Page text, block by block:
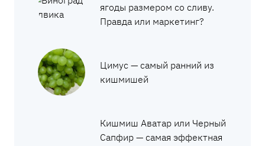
ягоды размером со сливу.
Правда или маркетинг?
Цимус — самый ранний из
кишмишей
Кишмиш Аватар или Черный
Сапфир — самая эффектная